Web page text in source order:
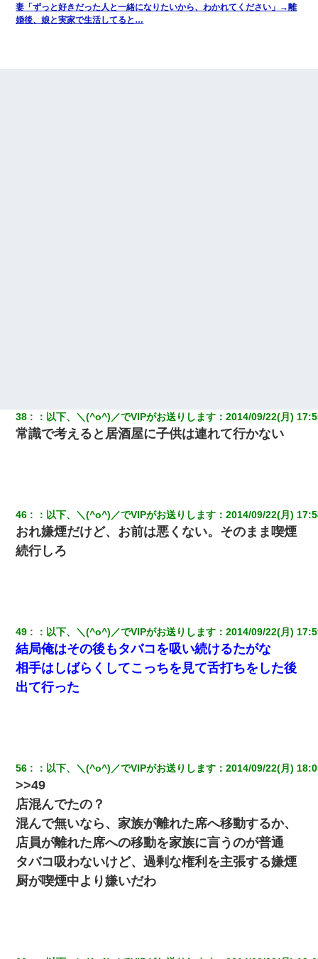
妻「ずっと好きだった人と一緒になりたいから、わかれてください」→離
婚後、娘と実家で生活してると…
38 ： 以下、＼(^o^)／でVIPがお送りします ：2014/09/22(月)
常識で考えると居酒屋に子供は連れて行かない
46 ： 以下、＼(^o^)／でVIPがお送りします ：2014/09/22(月)
おれ嫌煙だけど、お前は悪くない。そのまま喫煙
続行しろ
49 ： 以下、＼(^o^)／でVIPがお送りします ：2014/09/22(月)
結局俺はその後もタバコを吸い続けるたがな
相手はしばらくしてこっちを見て舌打ちをした後
出て行った
56 ： 以下、＼(^o^)／でVIPがお送りします ：2014/09/22(月)
>>49
店混んでたの？
混んで無いなら、家族が離れた席へ移動するか、
店員が離れた席への移動を家族に言うのが普通
タバコ吸わないけど、過剰な権利を主張する嫌煙
厨が喫煙中より嫌いだわ